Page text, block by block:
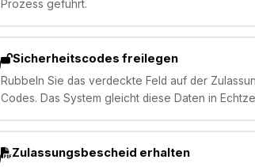
Prozess geführt.
Sicherheitscodes freilegen
Rubbeln Sie das verdeckte Feld auf der
Codes. Das System gleicht diese Daten in
Zulassungsbescheid erhalten